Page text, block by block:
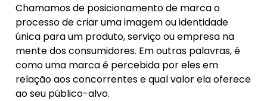
Chamamos de posicionamento de marca o
processo de criar uma imagem ou identidade
única para um produto, serviço ou empresa na
mente dos consumidores. Em outras palavras, é
como uma marca é percebida por eles em
relação aos concorrentes e qual valor ela oferece
ao seu público-alvo.